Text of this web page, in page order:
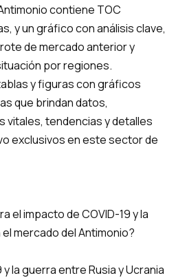
contiene TOC
y un gráfico con análisis clave,
de mercado anterior y
por regiones.
y figuras con gráficos
que brindan datos,
vitales, tendencias y detalles
exclusivos en este sector de
el impacto de COVID-19 y la
mercado del Antimonio?
y la guerra entre Rusia y Ucrania